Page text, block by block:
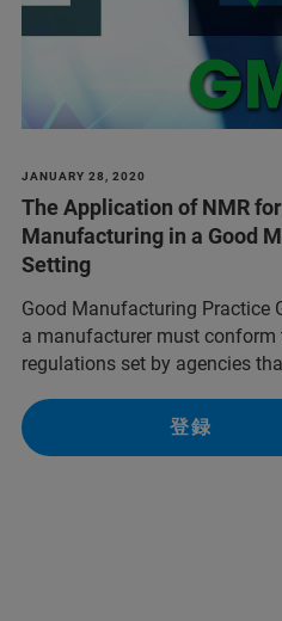
JANUARY 28, 2020
The Application of NMR
Manufacturing in a Good
Setting
Good Manufacturing Practice
a manufacturer must conform
regulations set by agencies
登録